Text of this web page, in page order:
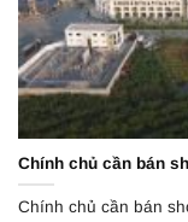
Chính chủ cần bán
Chính chủ cần bán